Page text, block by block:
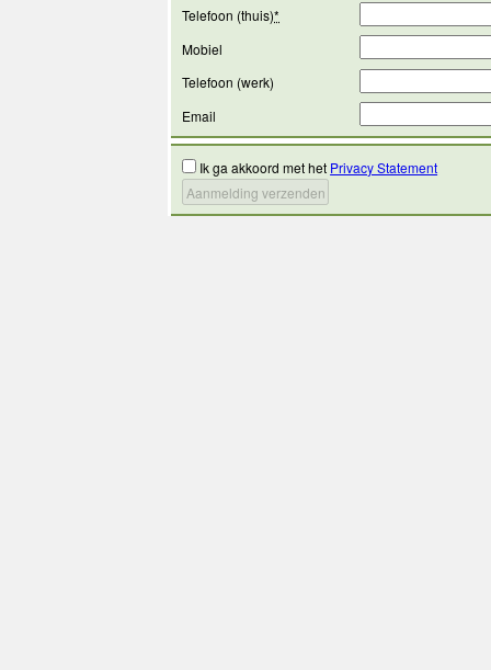
Telefoon (thuis)*
Mobiel
Telefoon (werk)
Email
Ik ga akkoord met het Privacy Statement